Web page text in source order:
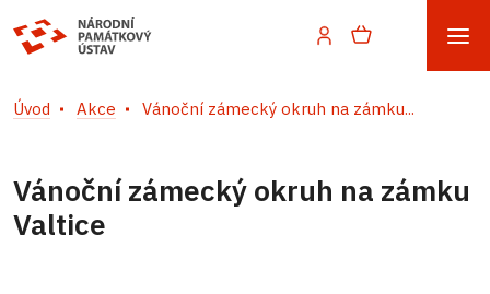
Úvod Akce Vánoční zámecký okruh na zámku...
Vánoční zámecký okruh na zámku
Valtice